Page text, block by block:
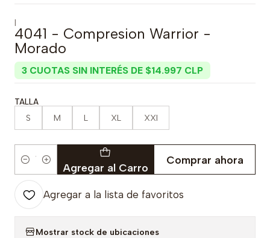
|
4041 - Compresion Warrior -
Morado
3 CUOTAS SIN INTERÉS DE $14.997 CLP
TALLA
S M L XL XXl
Cantidad Agregar al Carro
Comprar ahora
Agregar a la lista de favoritos
Mostrar stock de ubicaciones